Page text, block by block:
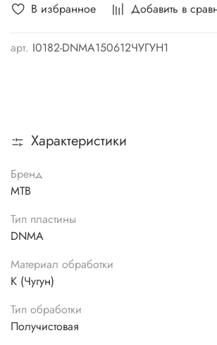
В избранное Добавить в
арт. I0182-DNMA150612ЧУГУН1
Характеристики
Бренд
MTB
Тип пластины
DNMA
Материал обработки
K (Чугун)
Тип обработки
Получистовая